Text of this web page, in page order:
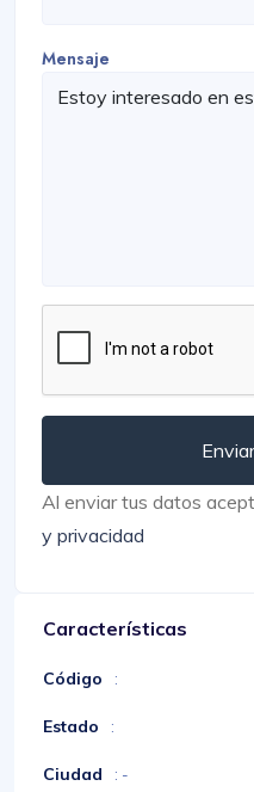
Mensaje
Al enviar tus datos
y privacidad
Características
Código :
Estado :
Ciudad : -